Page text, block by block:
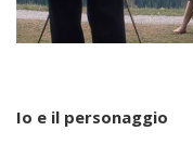
Io e il personaggio